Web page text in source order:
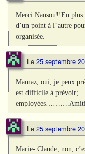
Merci Nansou!!En plus
d’un point à
organisée.
Le 25 septembre
Mamaz, oui, je peux
est difficile à prévoir;
Le 25 septembre
Marie- Claude, non,